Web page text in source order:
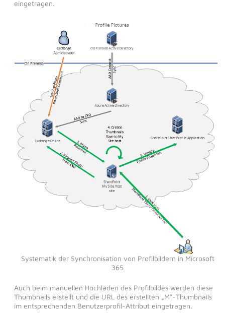
eingetragen.
Systematik der Synchronisation von Profilbildern in Microsoft
365
Auch beim manuellen Hochladen des Profilbildes werden diese
Thumbnails erstellt und die URL des erstellten „M“-Thumbnails
im entsprechenden Benutzerprofil-Attribut eingetragen.